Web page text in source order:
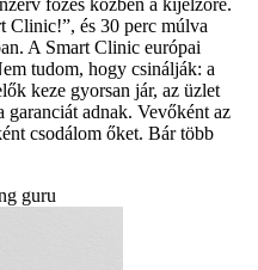
Clinic!”, és 30 perc múlva
A Smart Clinic európai
tudom, hogy csinálják: a
keze gyorsan jár, az üzlet
garanciát adnak. Vevőként az
csodálom őket. Bár több
guru